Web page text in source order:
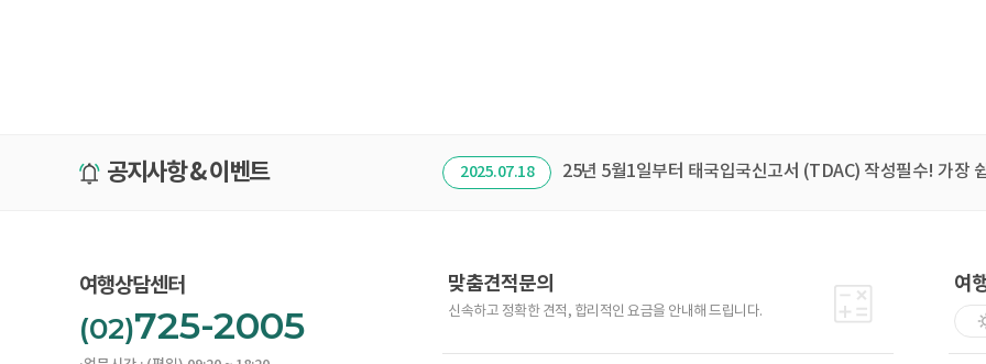
공지사항 & 이벤트
쉽게 작성하는 방법 2025.05.19 [25년 최신] 비지트재팬 가장 쉽게 등록하는 방법
여행상담센터
(02)725-2005
맞춤견적문의
신속하고 정확한 견적, 합리적인 요금을 안내해 드립니다.
여